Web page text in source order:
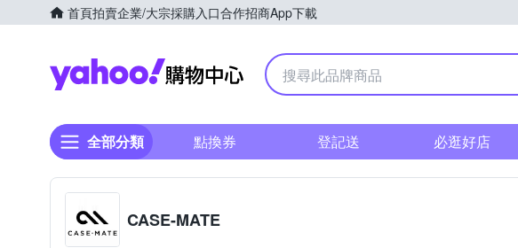
首頁拍賣企業/大宗採購入口合作招商App下載
Yahoo購物中心
全部分類 點換券 登記送 必逛好店
CASE-MATE